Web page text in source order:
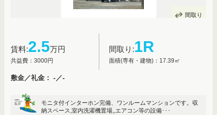
間取り
賃料:2.5万円
共益費：3000円
間取り:1R
面積(専有・建物)：17.39㎡
敷金／礼金： -／-
モニタ付インターホン完備、ワンルームマンションです。収
納スペース,室内洗濯機置場,,エアコン等の設備･･･